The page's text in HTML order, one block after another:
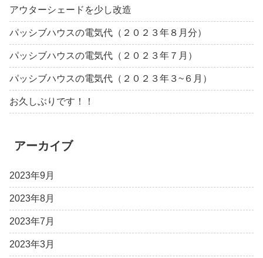
アウターシェードを少し改造
パッシブハウスの電気代（２０２３年８月分）
パッシブハウスの電気代（２０２３年７月）
パッシブハウスの電気代（２０２３年３~６月）
お久しぶりです！！
アーカイブ
2023年9月
2023年8月
2023年7月
2023年3月